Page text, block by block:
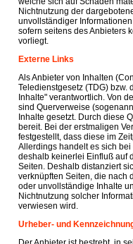
Nichtnutzung der
unvollständiger
sofern seitens des Anbieters
vorliegt.
Externe Links
Als Anbieter von Inhalten
Teledienstgesetz (TDG) bzw.
Inhalte" verantwortlich. Von
sind Querverweise
Inhalte gesetzt. Durch diese
bereit. Bei der erstmaligen
festgestellt, dass diese im
Allerdings handelt es sich
deshalb keinerlei Einfluß auf
Seiten. Deshalb distanziert
verknüpften Seiten, die nach
oder unvollständige Inhalte
Nichtnutzung solcher
verwiesen wird.
Urheber- und